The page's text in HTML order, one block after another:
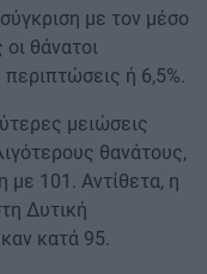
με τον μέσο
θάνατοι
ή 6,5%.
μειώσεις
θανάτους,
με 101. Αντίθετα, η
Δυτική
κατά 95.